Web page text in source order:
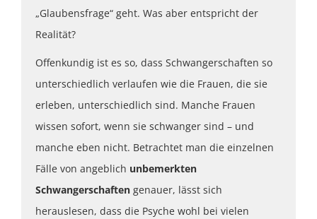
„Glaubensfrage“ geht. Was aber entspricht der
Realität?
Offenkundig ist es so, dass Schwangerschaften so
unterschiedlich verlaufen wie die Frauen, die sie
erleben, unterschiedlich sind. Manche Frauen
wissen sofort, wenn sie schwanger sind – und
manche eben nicht. Betrachtet man die einzelnen
Fälle von angeblich unbemerkten
Schwangerschaften genauer, lässt sich
herauslesen, dass die Psyche wohl bei vielen